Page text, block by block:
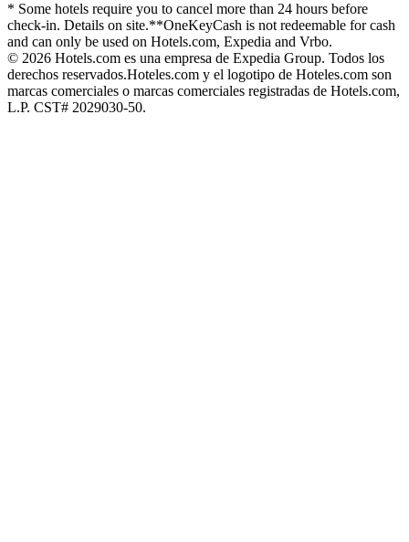
* Some hotels require you to cancel more than 24 hours before
check-in. Details on site.**OneKeyCash is not redeemable for cash
and can only be used on Hotels.com, Expedia and Vrbo.
© 2026 Hotels.com es una empresa de Expedia Group. Todos los
derechos reservados.Hoteles.com y el logotipo de Hoteles.com son
marcas comerciales o marcas comerciales registradas de Hotels.com,
L.P. CST# 2029030-50.